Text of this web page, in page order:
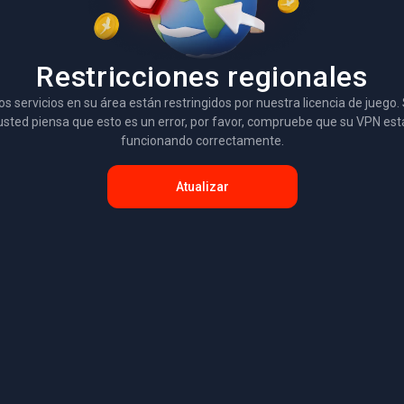
Restricciones regionales
servicios en su área están restringidos por nuestra licencia de juego.
piensa que esto es un error, por favor, compruebe que su VPN
funcionando correctamente.
Atualizar